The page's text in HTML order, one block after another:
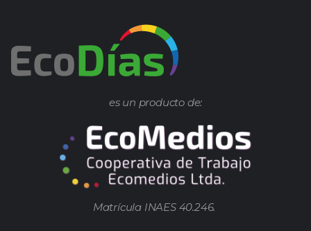
es un producto de:
Matrícula INAES 40.246.